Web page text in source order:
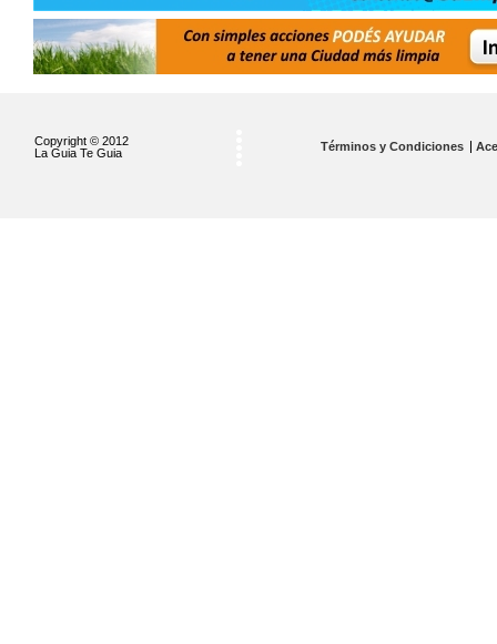
Copyright © 2012
La Guia Te Guia
Términos y Condiciones